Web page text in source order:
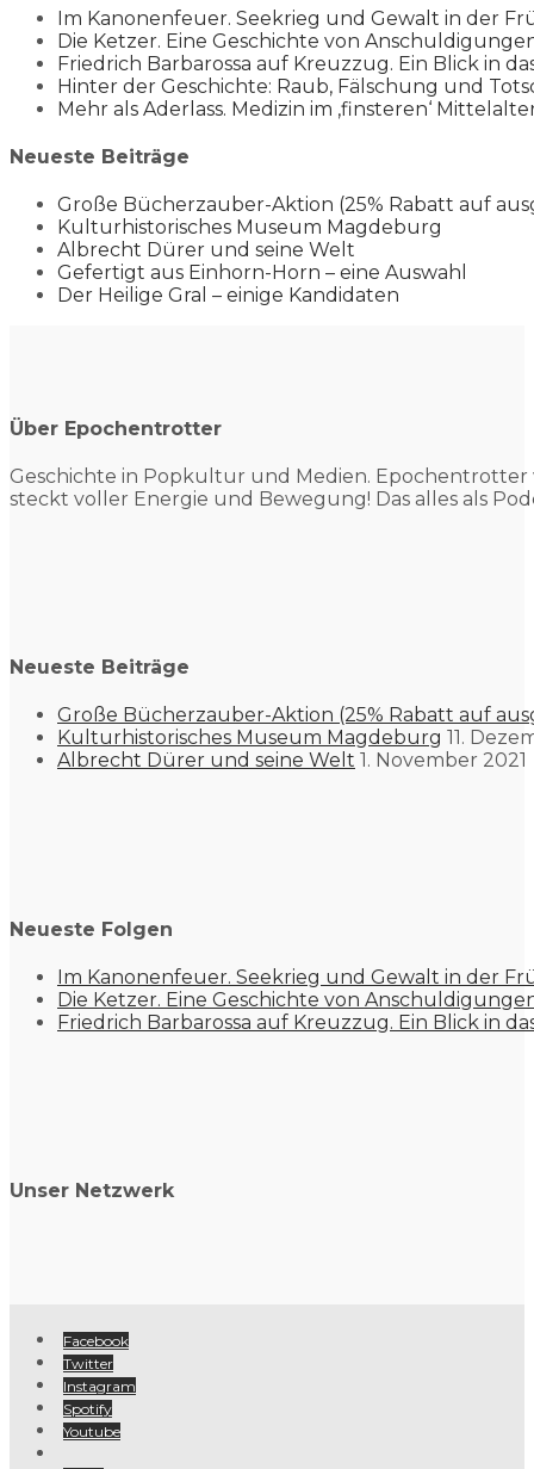
Im Kanonenfeuer. Seekrieg und Gewalt in der
Die Ketzer. Eine Geschichte von
Friedrich Barbarossa auf Kreuzzug. Ein Blick in
Hinter der Geschichte: Raub, Fälschung und
Mehr als Aderlass. Medizin im ‚finsteren‘
Neueste Beiträge
Große Bücherzauber-Aktion (25% Rabatt auf
Kulturhistorisches Museum Magdeburg
Albrecht Dürer und seine Welt
Gefertigt aus Einhorn-Horn – eine Auswahl
Der Heilige Gral – einige Kandidaten
Über Epochentrotter
Geschichte in Popkultur und Medien. Epochentrotter
steckt voller Energie und Bewegung! Das alles als
Neueste Beiträge
Große Bücherzauber-Aktion (25% Rabatt auf
Kulturhistorisches Museum Magdeburg 11.
Albrecht Dürer und seine Welt 1. November 2021
Neueste Folgen
Im Kanonenfeuer. Seekrieg und Gewalt in der
Die Ketzer. Eine Geschichte von
Friedrich Barbarossa auf Kreuzzug. Ein Blick in
Unser Netzwerk
Facebook
Twitter
Instagram
Spotify
Youtube